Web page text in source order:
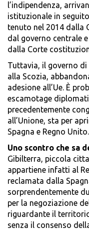
l’indipendenza,
istituzionale in
tenuto nel 2014 dalla
dal governo centrale
dalla Corte
Tuttavia, il governo
alla Scozia,
adesione all’Ue. È
escamotage
precedentemente
all’Unione, sta per
Spagna e Regno Unito.
Uno scontro che sa
Gibilterra, piccola
appartiene infatti al
reclamata dalla
sorprendentemente
per la negoziazione
riguardante il
senza il consenso